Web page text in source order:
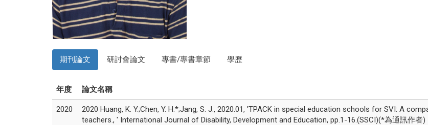
期刊論文 研討會論文 專書/專書章節 學歷
年度 論文名稱
2020
2020 Huang, K. Y.;Chen, Y. H.*;Jang, S. J., 2020.01, 'TPACK in special education schools for SVI: A
teachers., ' International Journal of Disability, Development and Education, pp.1-16.(SSCI)(*為通訊作者)